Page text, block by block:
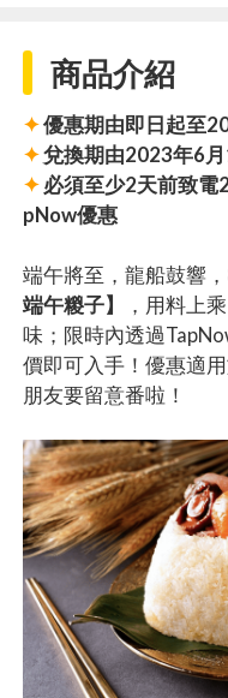
商品介紹
✦優惠期由即日起至
✦兌換期由2023年6
✦必須至少2天前致電
pNow優惠
端午將至，龍船鼓響
端午糉子】
，用料上
味；限時內透過
價即可入手！優惠適
朋友要留意番啦！